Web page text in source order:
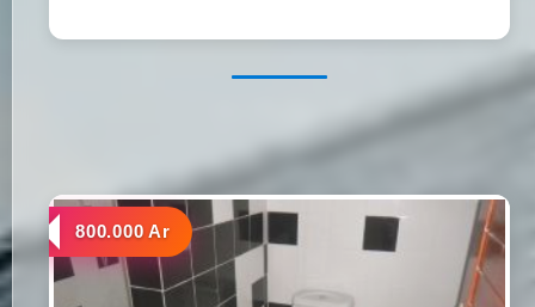
a louer
800.000 Ar